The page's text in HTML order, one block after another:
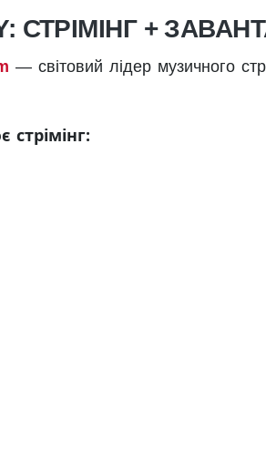
СТРІМІНГ +
— світовий лідер музичного
стрімінг: